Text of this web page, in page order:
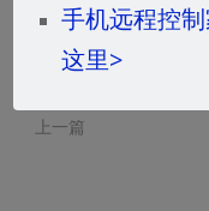
上一篇
手机远程控
这里>